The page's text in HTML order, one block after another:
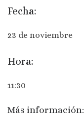
Fecha:
23 de noviembre
Hora:
11:30
Más información: